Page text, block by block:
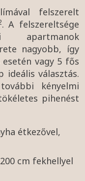
felszerelt
. A felszereltsége
nagyobb, így
vagy 5 fős
ideális választás.
kényelmi
pihenést
étkezővel,
cm fekhellyel